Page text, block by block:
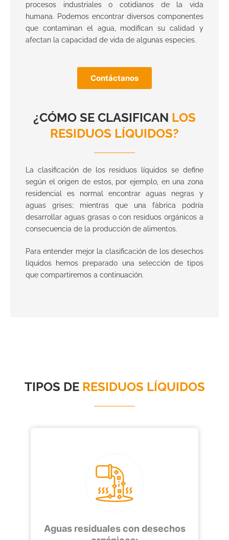
procesos industriales o cotidianos de la vida
humana. Podemos encontrar diversos componentes
que contaminan el agua, modifican su calidad y
afectan la capacidad de vida de algunas especies.
Contáctanos
¿CÓMO SE CLASIFICAN LOS
RESIDUOS LÍQUIDOS?
La clasificación de los residuos líquidos se define
según el origen de estos, por ejemplo, en una zona
residencial es normal encontrar aguas negras y
aguas grises; mientras que una fábrica podría
desarrollar aguas grasas o con residuos orgánicos a
consecuencia de la producción de alimentos.
Para entender mejor la clasificación de los desechos
líquidos hemos preparado una selección de tipos
que compartiremos a continuación.
TIPOS DERESIDUOS LÍQUIDOS
Aguas residuales con desechos